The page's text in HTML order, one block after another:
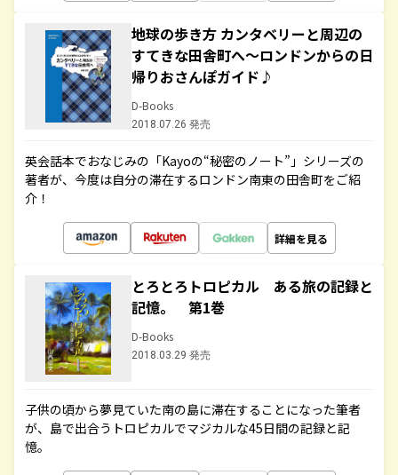
地球の歩き方 カンタベリーと周辺の
すてきな田舎町へ～ロンドンからの日
帰りおさんぽガイド♪
D-Books
2018.07.26 発売
英会話本でおなじみの「Kayoの“秘密のノート”」シリーズの
著者が、今度は自分の滞在するロンドン南東の田舎町をご紹
介！
詳細を見る
とろとろトロピカル ある旅の記録と
記憶。 第1巻
D-Books
2018.03.29 発売
子供の頃から夢見ていた南の島に滞在することになった筆者
が、島で出合うトロピカルでマジカルな45日間の記録と記
憶。